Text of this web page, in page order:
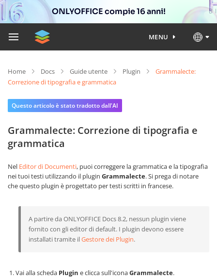
ONLYOFFICE compie 16 anni!
MENU
Home Docs Guide utente Plugin
Grammalecte:
Correzione di tipografia e grammatica
Questo articolo è stato tradotto dall'AI
Grammalecte: Correzione di tipografia e
grammatica
Nel Editor di Documenti, puoi correggere la grammatica e la tipografia
nei tuoi testi utilizzando il plugin Grammalecte. Si prega di notare
che questo plugin è progettato per testi scritti in francese.
A partire da ONLYOFFICE Docs 8.2, nessun plugin viene
fornito con gli editor di default. I plugin devono essere
installati tramite ilGestore dei Plugin.
Vai alla scheda Plugin e clicca sull'iconaGrammalecte.